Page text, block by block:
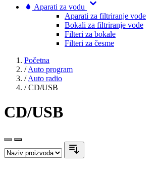
Aparati za vodu
Aparati za filtriranje vode
Bokali za filtriranje vode
Filteri za bokale
Filteri za česme
Početna
/ Auto program
/ Auto radio
/ CD/USB
CD/USB